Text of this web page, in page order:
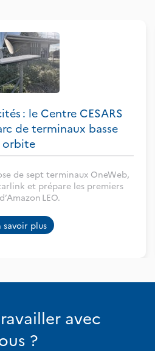
: le Centre CESARS
de terminaux basse
orbite
de sept terminaux OneWeb,
et prépare les premiers
LEO.
savoir plus
avec
?